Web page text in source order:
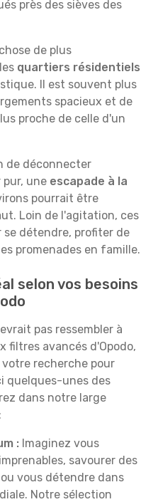
près des sièves des
de plus
quartiers résidentiels
Il est souvent plus
spacieux et de
proche de celle d'un
de déconnecter
une escapade à la
pourrait être
Loin de l'agitation, ces
détendre, profiter de
promenades en famille.
selon vos besoins
pas ressembler à
filtres avancés d'Opodo,
recherche pour
quelques-unes des
dans notre large
: Imaginez vous
savourer des
vous détendre dans
Notre sélection